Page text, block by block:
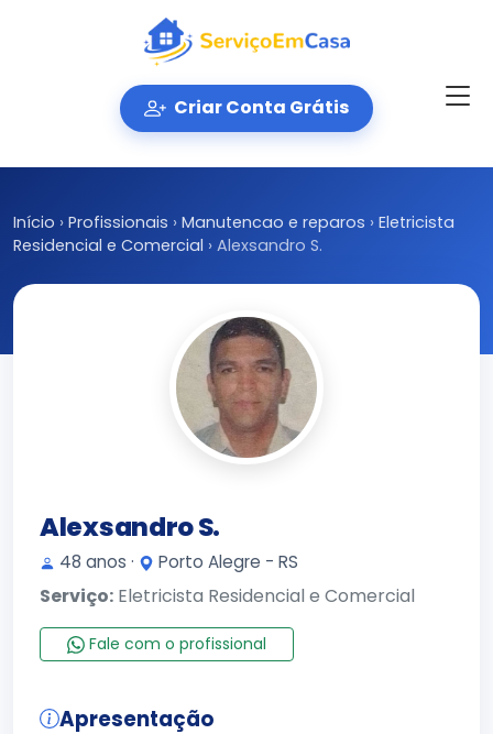
Criar Conta Grátis
Início › Profissionais › Manutencao e reparos › Eletricista
Residencial e Comercial › Alexsandro S.
Alexsandro S.
48 anos · Porto Alegre - RS
Serviço: Eletricista Residencial e Comercial
Fale com o profissional
Apresentação